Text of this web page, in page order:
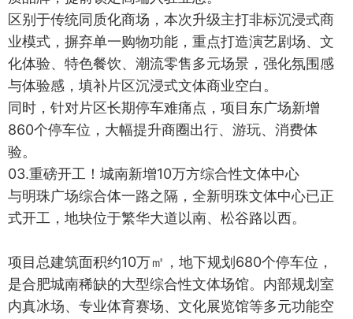
区别于传统同质化商场，本次升级主打非标沉浸式商
业模式，摒弃单一购物功能，重点打造演艺剧场、文
化体验、特色餐饮、潮流零售多元场景，强化氛围感
与体验感，填补片区沉浸式文体商业空白。
同时，针对片区长期停车难痛点，项目东广场新增
860个停车位，大幅提升商圈出行、游玩、消费体
验。
03.重磅开工！城南新增10万方综合性文体中心
与明珠广场综合体一路之隔，全新明珠文体中心已正
式开工，地块位于繁华大道以南、松谷路以西。
项目总建筑面积约10万㎡，地下规划680个停车位，
是合肥城南稀缺的大型综合性文体场馆。内部规划室
内真冰场、专业体育赛场、文化展览馆等多元功能空